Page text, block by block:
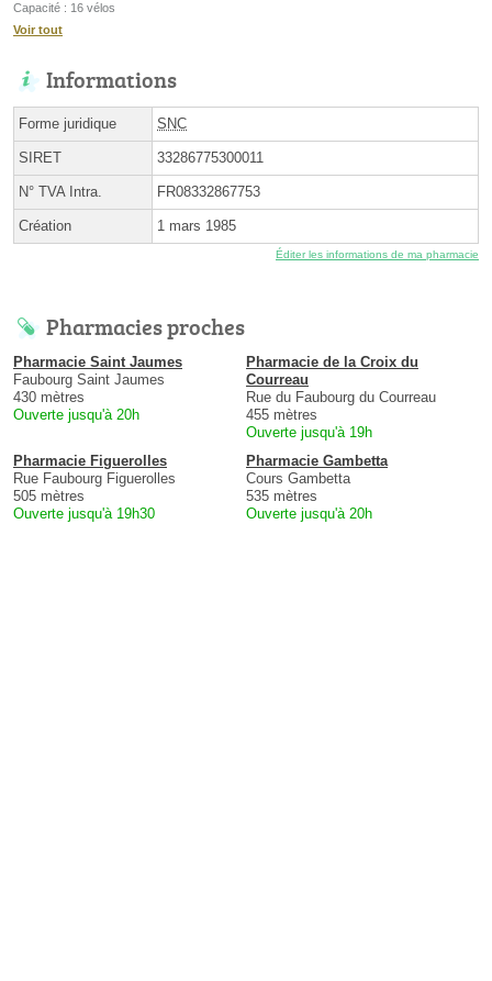
Capacité : 16 vélos
Voir tout
Informations
Forme juridique SNC
SIRET 33286775300011
N° TVA Intra. FR08332867753
Création 1 mars 1985
Éditer les informations de ma pharmacie
Pharmacies proches
Pharmacie Saint Jaumes
Faubourg Saint Jaumes
430 mètres
Ouverte jusqu'à 20h
Pharmacie de la Croix du
Courreau
Rue du Faubourg du Courreau
455 mètres
Ouverte jusqu'à 19h
Pharmacie Figuerolles
Rue Faubourg Figuerolles
505 mètres
Ouverte jusqu'à 19h30
Pharmacie Gambetta
Cours Gambetta
535 mètres
Ouverte jusqu'à 20h